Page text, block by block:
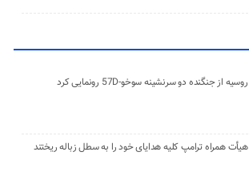
روسیه از جنگنده دو سرنشینه سوخو-57D رونمایی کرد
هیأت همراه ترامپ کلیه هدایای خود را به سطل زباله ریختند